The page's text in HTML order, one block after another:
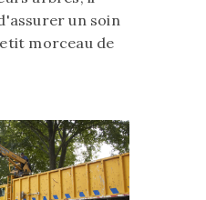
un soin
morceau de